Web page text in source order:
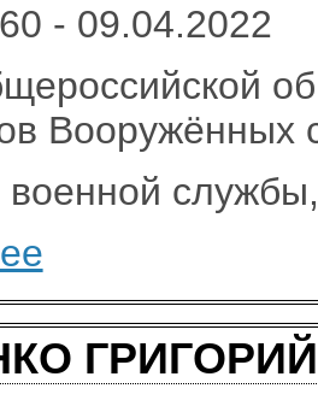
- 09.04.2022
Вооружённых
военной
ГРИГОРИЙ